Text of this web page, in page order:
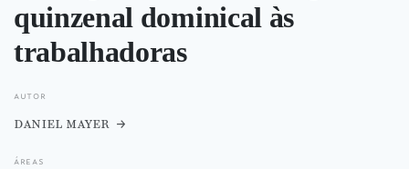
quinzenal dominical às
trabalhadoras
autor
daniel mayer
áreas